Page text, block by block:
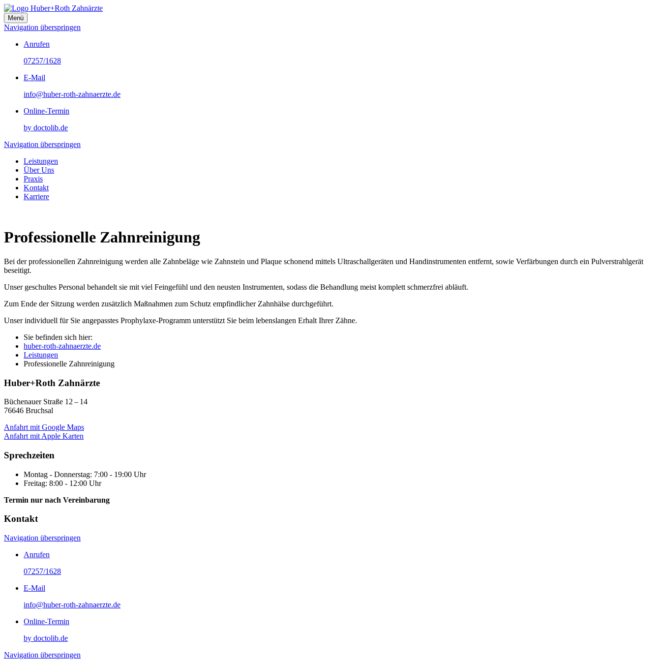
Menü
Navigation überspringen
Anrufen
07257/1628
E-Mail
info@huber-roth-zahnaerzte.de
Online-Termin
by doctolib.de
Navigation überspringen
Leistungen
Über Uns
Praxis
Kontakt
Karriere
Professionelle Zahnreinigung
Bei der professionellen Zahnreinigung werden alle Zahnbeläge wie Zahnstein und Plaque schonend mittels Ultraschallgeräten und Handinstrumenten entfernt, sowie Verfärbungen durch ein Pulverstrahlgerät
beseitigt.
Unser geschultes Personal behandelt sie mit viel Feingefühl und den neusten Instrumenten, sodass die Behandlung meist komplett schmerzfrei abläuft.
Zum Ende der Sitzung werden zusätzlich Maßnahmen zum Schutz empfindlicher Zahnhälse durchgeführt.
Unser individuell für Sie angepasstes Prophylaxe-Programm unterstützt Sie beim lebenslangen Erhalt Ihrer Zähne.
Sie befinden sich hier:
huber-roth-zahnaerzte.de
Leistungen
Professionelle Zahnreinigung
Huber+Roth Zahnärzte
Büchenauer Straße 12 – 14
76646 Bruchsal
Anfahrt mit Google Maps
Anfahrt mit Apple Karten
Sprechzeiten
Montag - Donnerstag: 7:00 - 19:00 Uhr
Freitag: 8:00 - 12:00 Uhr
Termin nur nach Vereinbarung
Kontakt
Navigation überspringen
Anrufen
07257/1628
E-Mail
info@huber-roth-zahnaerzte.de
Online-Termin
by doctolib.de
Navigation überspringen